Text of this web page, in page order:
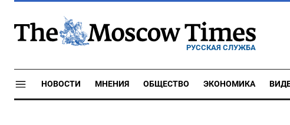
РУССКАЯ СЛУЖБА
НОВОСТИ МНЕНИЯ ОБЩЕСТВО ЭКОНОМИКА